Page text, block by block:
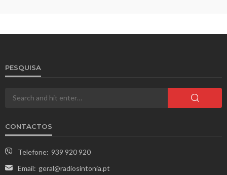
PESQUISA
CONTACTOS
Telefone: 939 920 920
Email: geral@radiosintonia.pt